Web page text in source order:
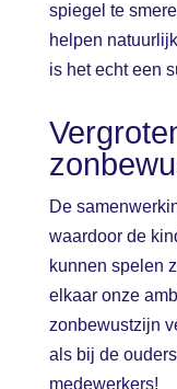
spiegel te
helpen
is het echt een
De
waardoor de
kunnen spelen
elkaar onze
zonbewustzijn
als bij de
medewerkers!